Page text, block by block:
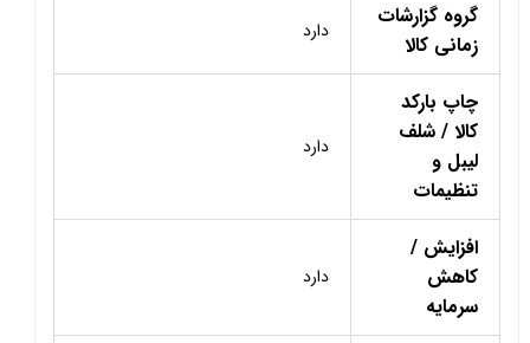
گروه گزارشات
زمانی کالا
دارد
چاپ بارکد
کالا / شلف
لیبل و
تنظیمات
دارد
افزایش /
کاهش
سرمایه
دارد